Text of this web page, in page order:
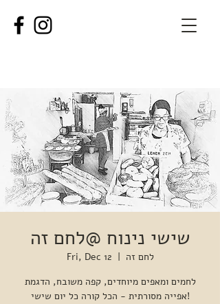
שישי נינוח @לחם זה
Fri, Dec 12
  |
לחם זה
לחמים ומאפים מיוחדים, קפה משובח, הדגמת
אפייה מסורתית - הכל קורה כל יום שישי!